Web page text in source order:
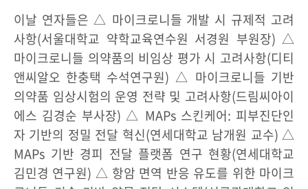
이날 연자들은 △ 마이크로니들 개발 시 규제적 고려
사항(서울대학교 약학교육연수원 서경원 부원장) △
마이크로니들 의약품의 비임상 평가 시 고려사항(디티
앤씨알오 한충택 수석연구원) △ 마이크로니들 기반
의약품 임상시험의 운영 전략 및 고려사항(드림씨아이
에스 김경순 부사장) △ MAPs 스킨케어: 피부진단인
자 기반의 정밀 전달 혁신(연세대학교 남개원 교수) △
MAPs 기반 경피 전달 플랫폼 연구 현황(연세대학교
김민경 연구원) △ 항암 면역 반응 유도를 위한 마이크